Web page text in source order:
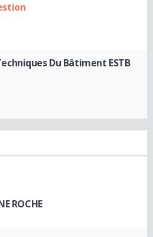
Du Bâtiment ESTB
ROCHE